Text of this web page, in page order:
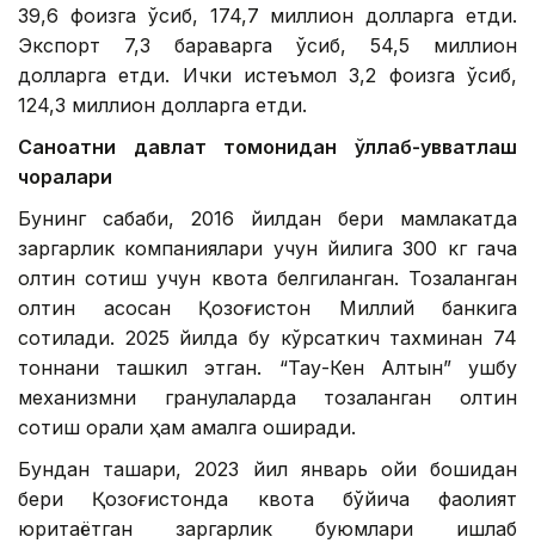
39,6 фоизга ўсиб, 174,7 миллион долларга етди.
Экспорт 7,3 бараварга ўсиб, 54,5 миллион
долларга етди. Ички истеъмол 3,2 фоизга ўсиб,
124,3 миллион долларга етди.
Саноатни давлат томонидан қўллаб-қувватлаш
чоралари
Бунинг сабаби, 2016 йилдан бери мамлакатда
заргарлик компаниялари учун йилига 300 кг гача
олтин сотиш учун квота белгиланган. Тозаланган
олтин асосан Қозоғистон Миллий банкига
сотилади. 2025 йилда бу кўрсаткич тахминан 74
тоннани ташкил этган. “Тау-Кен Алтын” ушбу
механизмни гранулаларда тозаланган олтин
сотиш орқали ҳам амалга оширади.
Бундан ташқари, 2023 йил январь ойи бошидан
бери Қозоғистонда квота бўйича фаолият
юритаётган заргарлик буюмлари ишлаб